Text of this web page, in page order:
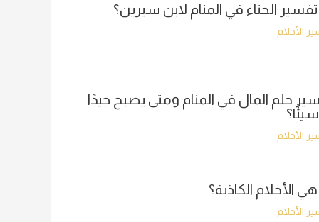
الحناء في المنام لابن سيرين؟
الأحلام
حلم المال في المنام ومتى يصبح جيدًا
الأحلام
الأحلام الكاذبة؟
الأحلام